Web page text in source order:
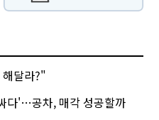
달라?"
다'…공차, 매각 성공할까